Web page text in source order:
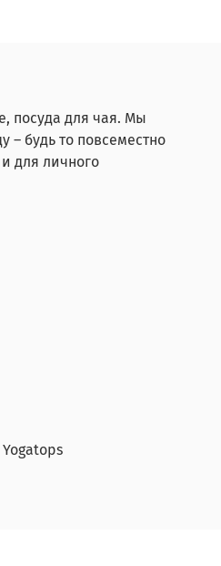
посуда для чая. Мы
– будь то повсеместно
для личного
Yogatops